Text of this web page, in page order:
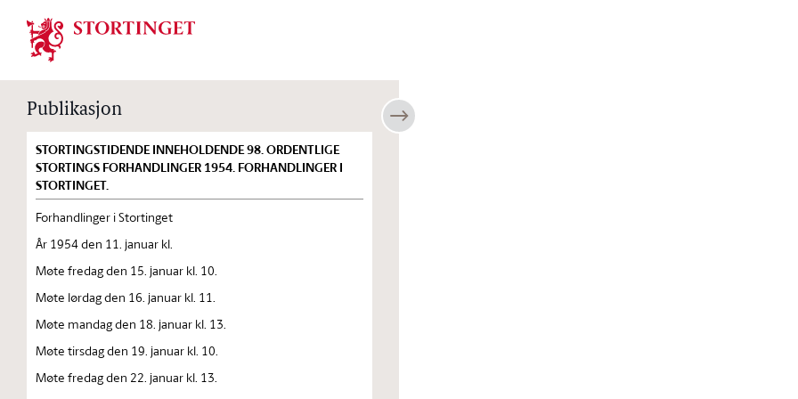
Stortinget.no
Publikasjon
STORTINGSTIDENDE INNEHOLDENDE 98. ORDENTLIGE
STORTINGS FORHANDLINGER 1954. FORHANDLINGER I
STORTINGET.
Forhandlinger i Stortinget
År 1954 den 11. januar kl.
Møte fredag den 15. januar kl. 10.
Møte lørdag den 16. januar kl. 11.
Møte mandag den 18. januar kl. 13.
Møte tirsdag den 19. januar kl. 10.
Møte fredag den 22. januar kl. 13.